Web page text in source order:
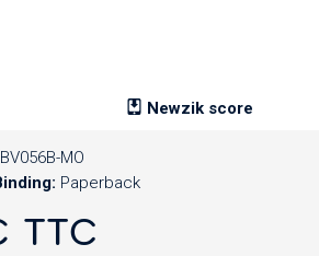
Newzik score
MO
Paperback